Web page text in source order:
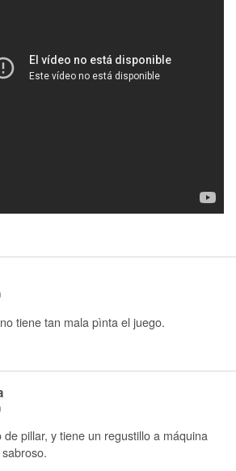
tiene tan mala pìnta el juego.
de pillar, y tiene un regustillo a máquina